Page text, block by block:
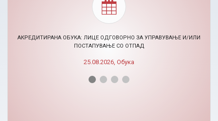
BIZHACK AI МАРКЕТИНГ ХАКАТОН (24-26.11.2026)